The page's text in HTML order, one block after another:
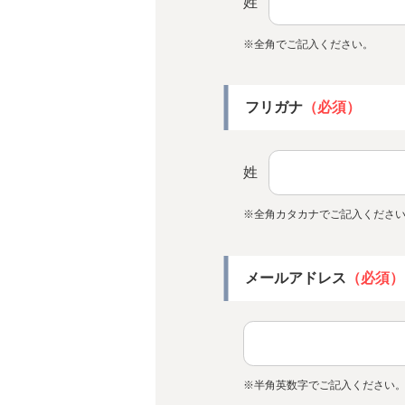
※全角でご記入ください。
フリガナ（必須）
姓
※全角カタカナでご記入ください
メールアドレス （必須）
※半角英数字でご記入ください。